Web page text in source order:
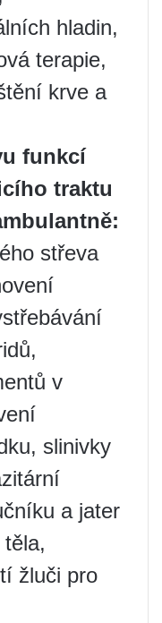
hladin,
terapie,
krve a
funkcí
traktu
střeva
v
slinivky
a jater
žluči pro